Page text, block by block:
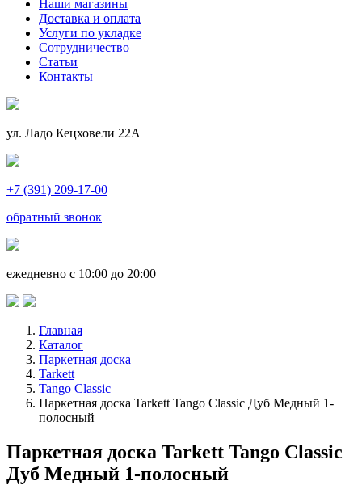
Наши магазины
Доставка и оплата
Услуги по укладке
Сотрудничество
Статьи
Контакты
ул. Ладо Кецховели 22А
+7 (391) 209-17-00
обратный звонок
ежедневно с 10:00 до 20:00
Главная
Каталог
Паркетная доска
Tarkett
Tango Classic
Паркетная доска Tarkett Tango Classic Дуб Медный 1-
полосный
Паркетная доска Tarkett Tango Classic
Дуб Медный 1-полосный